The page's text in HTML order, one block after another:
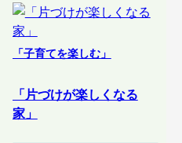
「子育てを楽しむ」
「片づけが楽しくなる
家」